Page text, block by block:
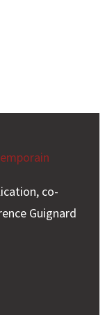
co-
Guignard